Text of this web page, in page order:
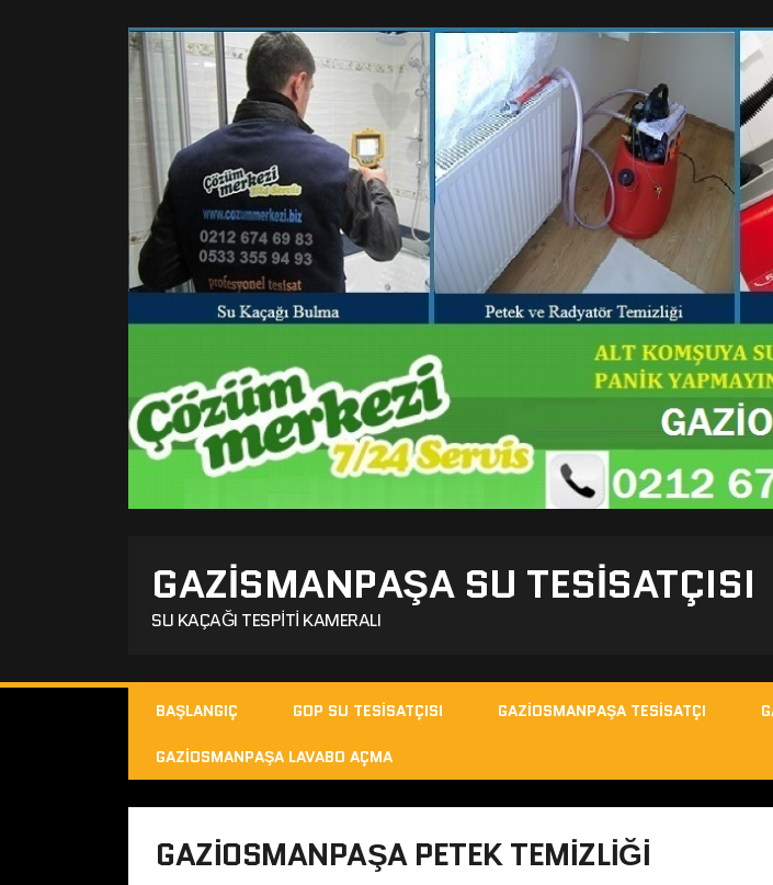
GAZISMANPAŞA SU TESISATÇISI
SU KAÇAĞI TESPITI KAMERALI
BAŞLANGIÇ GOP SU TESISATÇISI GAZIOSMANPAŞA TESISATÇI
GAZIOSMANPAŞA LAVABO AÇMA
GAZIOSMANPAŞA PETEK TEMIZLIĞI